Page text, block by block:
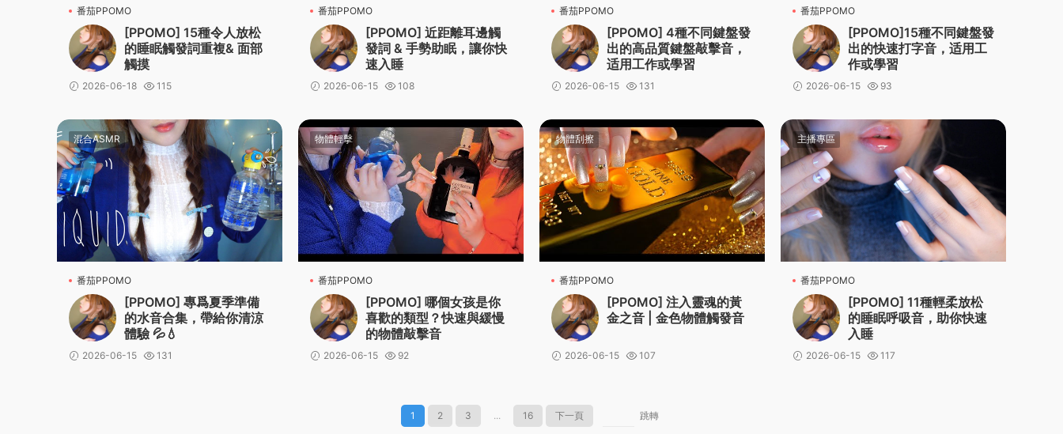
番茄PPOMO
[PPOMO] 15種令人放松
的睡眠觸發詞重複& 面部
觸摸
2026-06-18 115
番茄PPOMO
[PPOMO] 近距離耳邊觸
發詞 & 手勢助眠，讓你快
速入睡
2026-06-15 108
番茄PPOMO
[PPOMO] 4種不同鍵盤發
出的高品質鍵盤敲擊音，
适用工作或學習
2026-06-15 131
番茄PPOMO
[PPOMO]15種不同鍵盤發
出的快速打字音，适用工
作或學習
2026-06-15 93
混合ASMR
番茄PPOMO
[PPOMO] 專爲夏季準備
的水音合集，帶給你清涼
體驗 💦💧
2026-06-15 131
物體輕擊
番茄PPOMO
[PPOMO] 哪個女孩是你
喜歡的類型？快速與緩慢
的物體敲擊音
2026-06-15 92
物體刮擦
番茄PPOMO
[PPOMO] 注入靈魂的黃
金之音 | 金色物體觸發音
2026-06-15 107
主播專區
番茄PPOMO
[PPOMO] 11種輕柔放松
的睡眠呼吸音，助你快速
入睡
2026-06-15 117
1 2 3 ... 16 下一頁 跳轉